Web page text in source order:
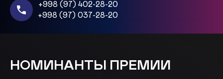
+998 (97) 402-28-20
+998 (97) 037-28-20
НОМИНАНТЫ ПРЕМИИ